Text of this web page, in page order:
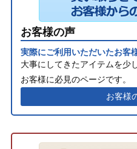
お客様の声
実際にご利用いただいたお客
大事にしてきたアイテムを少
お客様に必見のページです。
お客様